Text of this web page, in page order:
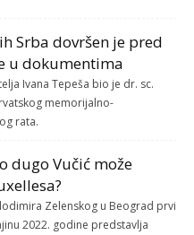
Srba dovršen je pred
u dokumentima
Ivana Tepeša bio je dr. sc.
memorijalno-
rata.
dugo Vučić može
Zelenskog u Beograd prvi
2022. godine predstavlja